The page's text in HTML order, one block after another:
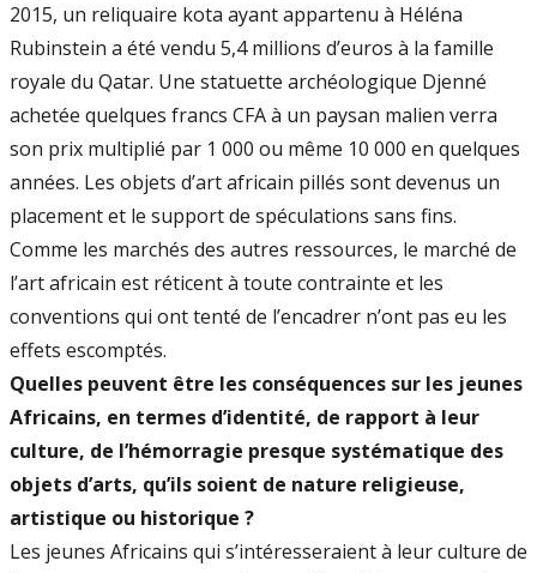
2015, un reliquaire kota ayant appartenu à Héléna
Rubinstein a été vendu 5,4 millions d’euros à la famille
royale du Qatar. Une statuette archéologique Djenné
achetée quelques francs CFA à un paysan malien verra
son prix multiplié par 1 000 ou même 10 000 en quelques
années. Les objets d’art africain pillés sont devenus un
placement et le support de spéculations sans fins.
Comme les marchés des autres ressources, le marché de
l’art africain est réticent à toute contrainte et les
conventions qui ont tenté de l’encadrer n’ont pas eu les
effets escomptés.
Quelles peuvent être les conséquences sur les jeunes
Africains, en termes d’identité, de rapport à leur
culture, de l’hémorragie presque systématique des
objets d’arts, qu’ils soient de nature religieuse,
artistique ou historique ?
Les jeunes Africains qui s’intéresseraient à leur culture de